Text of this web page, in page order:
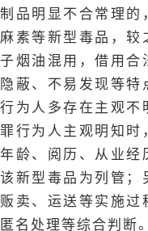
制品明显不合常理的
麻素等新型毒品，
子烟油混用，借用合
隐蔽、不易发现等特
行为人多存在主观不
罪行为人主观明知时
年龄、阅历、从业经
该新型毒品为列管；
贩卖、运送等实施过
匿名处理等综合判断。